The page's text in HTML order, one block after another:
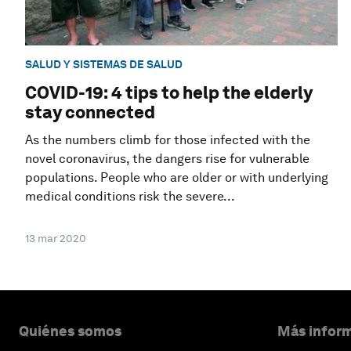
SALUD Y SISTEMAS DE SALUD
COVID-19: 4 tips to help the elderly
stay connected
As the numbers climb for those infected with the
novel coronavirus, the dangers rise for vulnerable
populations. People who are older or with underlying
medical conditions risk the severe...
13 mar 2020
Quiénes somos Más